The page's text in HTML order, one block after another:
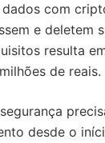
com
e deletem
resulta
de reais.
desde o